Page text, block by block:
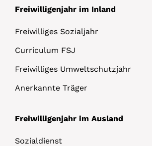
Freiwilligenjahr im Inland
Freiwilliges Sozialjahr
Curriculum FSJ
Freiwilliges Umweltschutzjahr
Anerkannte Träger
Freiwilligenjahr im Ausland
Sozialdienst